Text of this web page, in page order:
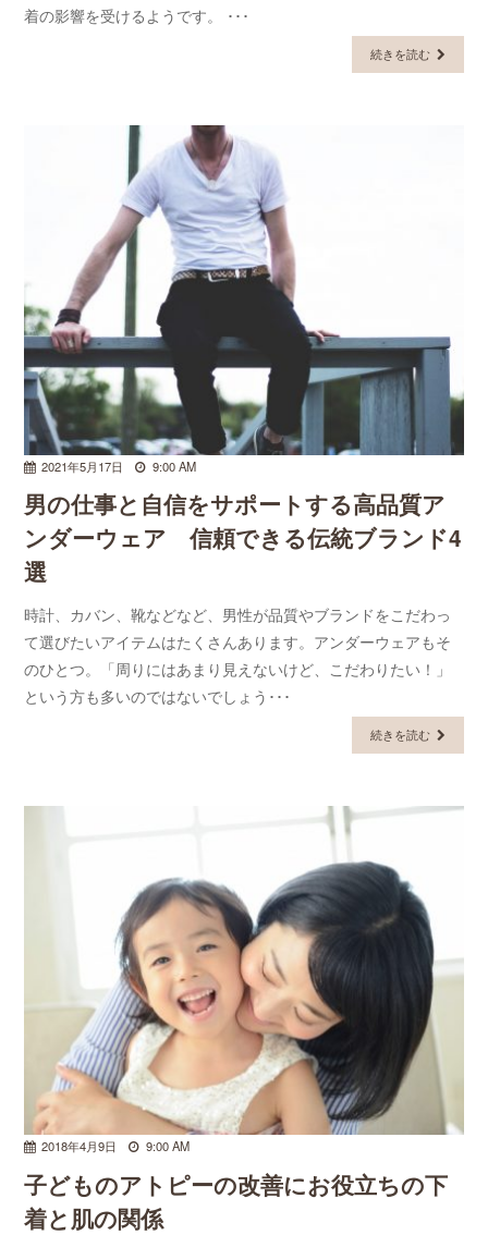
着の影響を受けるようです。 ･･･
続きを読む
2021年5月17日 9:00 AM
男の仕事と自信をサポートする高品質ア
ンダーウェア 信頼できる伝統ブランド4
選
時計、カバン、靴などなど、男性が品質やブランドをこだわっ
て選びたいアイテムはたくさんあります。アンダーウェアもそ
のひとつ。「周りにはあまり見えないけど、こだわりたい！」
という方も多いのではないでしょう･･･
続きを読む
2018年4月9日 9:00 AM
子どものアトピーの改善にお役立ちの下
着と肌の関係